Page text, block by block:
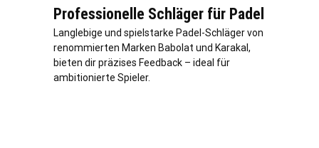
Professionelle Schläger für Padel
Langlebige und spielstarke Padel-Schläger von
renommierten Marken Babolat und Karakal,
bieten dir präzises Feedback – ideal für
ambitionierte Spieler.